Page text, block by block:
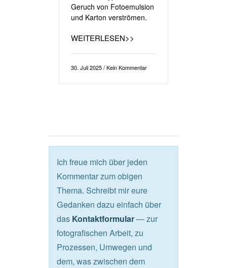
Geruch von Fotoemulsion
und Karton verströmen.
WEITERLESEN>>
30. Juli 2025 / Kein Kommentar
Ich freue mich über jeden
Kommentar zum obigen
Thema. Schreibt mir eure
Gedanken dazu einfach über
das Kontaktformular— zur
fotografischen Arbeit, zu
Prozessen, Umwegen und
dem, was zwischen dem